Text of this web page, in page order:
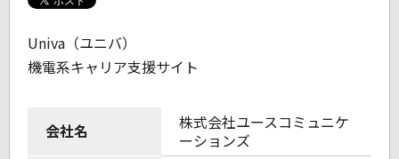
Univa（ユニバ）
機電系キャリア支援サイト
会社名
株式会社ユースコミュニケ
ーションズ